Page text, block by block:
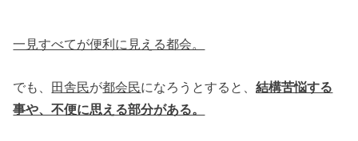
一見すべてが便利に見える都会。
でも、 田舎民が都会民になろうとすると、結構苦悩する
事や、不便に思える部分がある。